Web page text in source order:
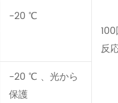
-20 ℃
反
-20 ℃ 、光から
保護